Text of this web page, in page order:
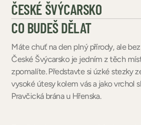
ČESKÉ ŠVÝCARSKO
CO BUDEŠ DĚLAT
Máte chuť na den plný přírody, ale
České Švýcarsko je jedním z těch
zpomalíte. Představte si úzké stezky
vysoké útesy kolem vás a jako vrchol
Pravčická brána u Hřenska.